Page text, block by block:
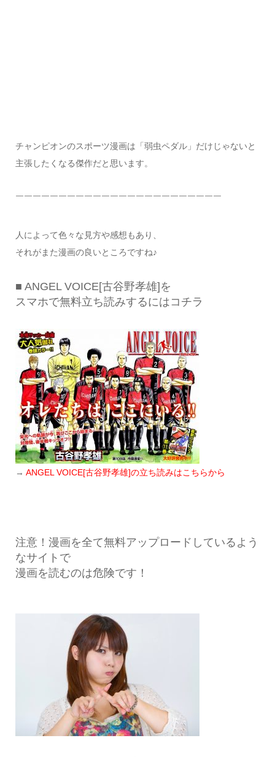
チャンピオンのスポーツ漫画は「弱虫ペダル」だけじゃないと
主張したくなる傑作だと思います。
￣￣￣￣￣￣￣￣￣￣￣￣￣￣￣￣￣￣￣￣￣￣￣￣
人によって色々な見方や感想もあり、
それがまた漫画の良いところですね♪
■ ANGEL VOICE[古谷野孝雄]を
スマホで無料立ち読みするにはコチラ
→ ANGEL VOICE[古谷野孝雄]の立ち読みはこちらから
注意！漫画を全て無料アップロードしているよう
なサイトで
漫画を読むのは危険です！